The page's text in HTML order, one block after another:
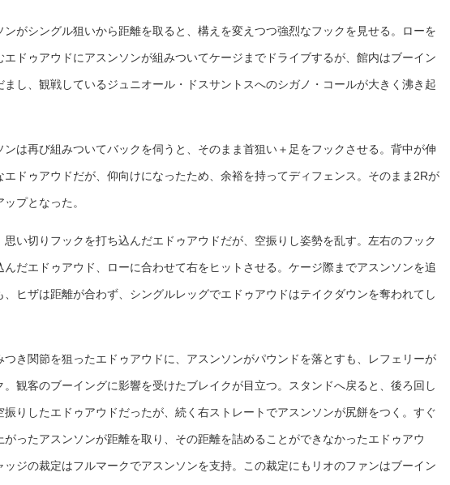
ンがシングル狙いから距離を取ると、構えを変えつつ強烈なフックを見せる。ローを
エドゥアウドにアスンソンが組みついてケージまでドライブするが、館内はブーイン
まし、観戦しているジュニオール・ドスサントスへのシガノ・コールが大きく沸き起
ンは再び組みついてバックを伺うと、そのまま首狙い＋足をフックさせる。背中が伸
エドゥアウドだが、仰向けになったため、余裕を持ってディフェンス。そのまま2Rが
ップとなった。
思い切りフックを打ち込んだエドゥアウドだが、空振りし姿勢を乱す。左右のフック
んだエドゥアウド、ローに合わせて右をヒットさせる。ケージ際までアスンソンを追
、ヒザは距離が合わず、シングルレッグでエドゥアウドはテイクダウンを奪われてし
つき関節を狙ったエドゥアウドに、アスンソンがパウンドを落とすも、レフェリーが
。観客のブーイングに影響を受けたブレイクが目立つ。スタンドへ戻ると、後ろ回し
振りしたエドゥアウドだったが、続く右ストレートでアスンソンが尻餅をつく。すぐ
がったアスンソンが距離を取り、その距離を詰めることができなかったエドゥアウ
ッジの裁定はフルマークでアスンソンを支持。この裁定にもリオのファンはブーイン